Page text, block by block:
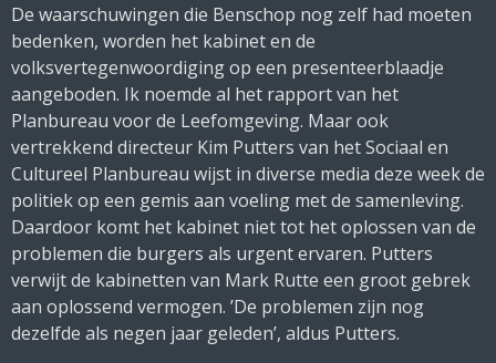
De waarschuwingen die Benschop nog zelf had moeten
bedenken, worden het kabinet en de
volksvertegenwoordiging op een presenteerblaadje
aangeboden. Ik noemde al het rapport van het
Planbureau voor de Leefomgeving. Maar ook
vertrekkend directeur Kim Putters van het Sociaal en
Cultureel Planbureau wijst in diverse media deze week de
politiek op een gemis aan voeling met de samenleving.
Daardoor komt het kabinet niet tot het oplossen van de
problemen die burgers als urgent ervaren. Putters
verwijt de kabinetten van Mark Rutte een groot gebrek
aan oplossend vermogen. ’De problemen zijn nog
dezelfde als negen jaar geleden’, aldus Putters.